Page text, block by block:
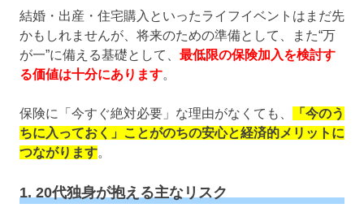
結婚・出産・住宅購入といったライフイベントはまだ先
かもしれませんが、将来のための準備として、また“万
が一”に備える基礎として、 最低限の保険加入を検討す
る価値は十分にあります。
保険に「今すぐ絶対必要」な理由がなくても、
「今のう
ちに入っておく」ことがのちの安心と経済的メリットに
つながります。
1. 20代独身が抱える主なリスク